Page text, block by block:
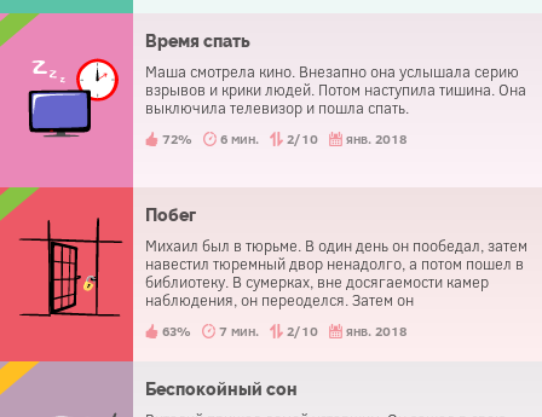
Время спать
Маша смотрела кино. Внезапно она услышала серию
взрывов и крики людей. Потом наступила тишина. Она
выключила телевизор и пошла спать.
72% 6 мин. 2/10 янв. 2018
Побег
Михаил был в тюрьме. В один день он пообедал, затем
навестил тюремный двор ненадолго, а потом пошел в
библиотеку. В сумерках, вне досягаемости камер
наблюдения, он переоделся. Затем он
получилось?
63% 7 мин. 2/10 янв. 2018
Беспокойный сон